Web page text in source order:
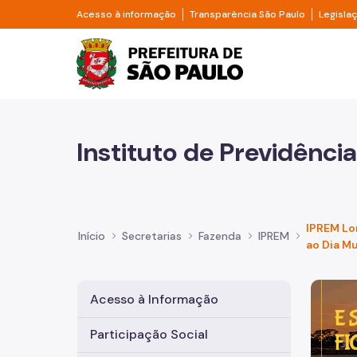
Pular para o Conteúdo principal
Acesso à informação Divisor de acesso à informação
Transparência São Paulo Divisor
Prefeitura de São
Instituto de
Início Secretarias Fazenda IPREM
IPREM
ao Dia
Acesso à Informação
Participação Social